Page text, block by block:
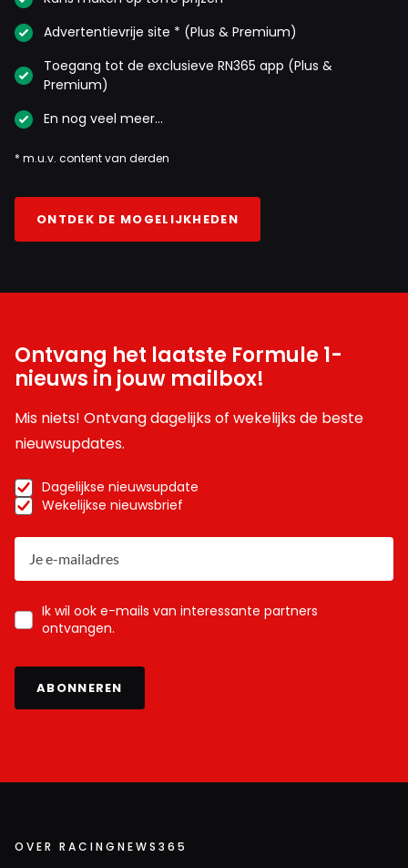
Advertentievrije site * (Plus & Premium)
Toegang tot de exclusieve RN365 app (Plus &
Premium)
En nog veel meer…
* m.u.v. content van derden
ONTDEK DE MOGELIJKHEDEN
Ontvang het laatste Formule 1-
nieuws in jouw mailbox!
Mis niets! Ontvang dagelijks of wekelijks de beste
nieuwsupdates.
Dagelijkse nieuwsupdate
Wekelijkse nieuwsbrief
Ik wil ook e-mails van interessante partners
ontvangen.
ABONNEREN
OVER RACINGNEWS365